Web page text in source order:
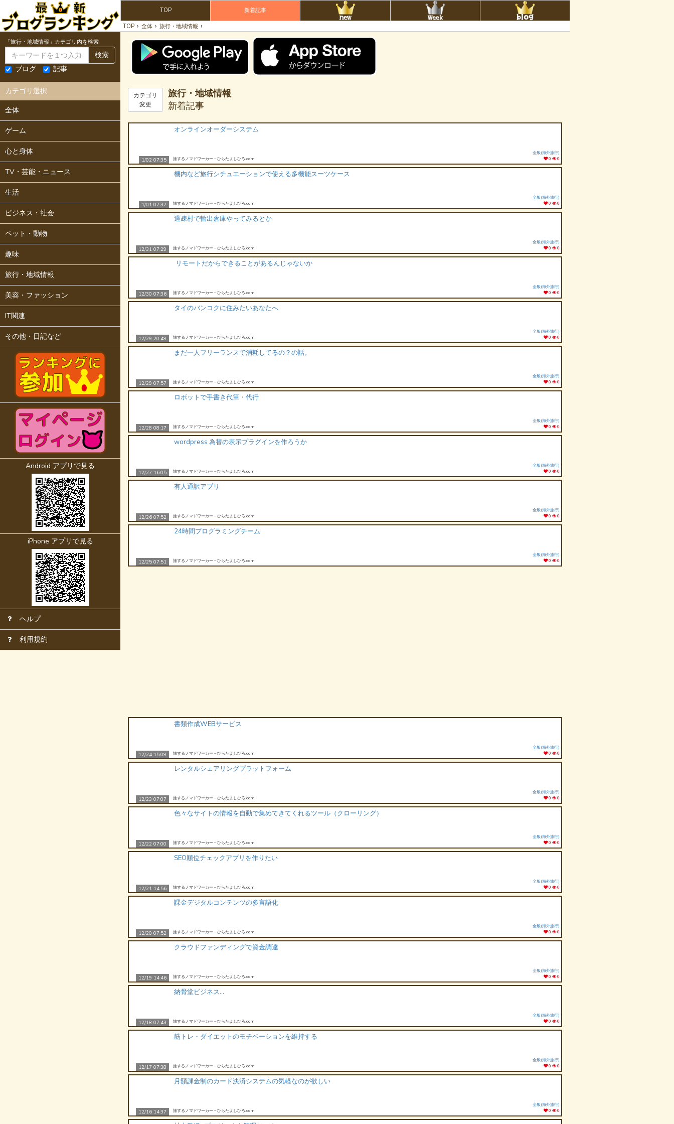
「旅行・地域情報」カテゴリ内を検索
検索
ブログ
記事
カテゴリ選択
全体
ゲーム
心と身体
TV・芸能・ニュース
生活
ビジネス・社会
ペット・動物
趣味
旅行・地域情報
美容・ファッション
IT関連
その他・日記など
Android アプリで見る
iPhone アプリで見る
ヘルプ
利用規約
TOP 新着記事
TOP › 全体 › 旅行・地域情報 ›
カテゴリ
変更
旅行・地域情報
新着記事
1/02 07:35
オンラインオーダーシステム
旅するノマドワーカー – ひらたよしひろ.com
全般(海外旅行)
0
0
1/01 07:32
機内など旅行シチュエーションで使える多機能スーツケース
旅するノマドワーカー – ひらたよしひろ.com
全般(海外旅行)
0
0
12/31 07:29
過疎村で輸出倉庫やってみるとか
旅するノマドワーカー – ひらたよしひろ.com
全般(海外旅行)
0
0
12/30 07:36
リモートだからできることがあるんじゃないか
旅するノマドワーカー – ひらたよしひろ.com
全般(海外旅行)
0
0
12/29 20:49
タイのバンコクに住みたいあなたへ
旅するノマドワーカー – ひらたよしひろ.com
全般(海外旅行)
0
0
12/29 07:57
まだ一人フリーランスで消耗してるの？の話。
旅するノマドワーカー – ひらたよしひろ.com
全般(海外旅行)
0
0
12/28 08:17
ロボットで手書き代筆・代行
旅するノマドワーカー – ひらたよしひろ.com
全般(海外旅行)
0
0
12/27 16:05
wordpress 為替の表示プラグインを作ろうか
旅するノマドワーカー – ひらたよしひろ.com
全般(海外旅行)
0
0
12/26 07:52
有人通訳アプリ
旅するノマドワーカー – ひらたよしひろ.com
全般(海外旅行)
0
0
12/25 07:51
24時間プログラミングチーム
旅するノマドワーカー – ひらたよしひろ.com
全般(海外旅行)
0
0
12/24 15:09
書類作成WEBサービス
旅するノマドワーカー – ひらたよしひろ.com
全般(海外旅行)
0
0
12/23 07:07
レンタルシェアリングプラットフォーム
旅するノマドワーカー – ひらたよしひろ.com
全般(海外旅行)
0
0
12/22 07:00
色々なサイトの情報を自動で集めてきてくれるツール（クローリング）
旅するノマドワーカー – ひらたよしひろ.com
全般(海外旅行)
0
0
12/21 14:56
SEO順位チェックアプリを作りたい
旅するノマドワーカー – ひらたよしひろ.com
全般(海外旅行)
0
0
12/20 07:52
課金デジタルコンテンツの多言語化
旅するノマドワーカー – ひらたよしひろ.com
全般(海外旅行)
0
0
12/19 14:46
クラウドファンディングで資金調達
旅するノマドワーカー – ひらたよしひろ.com
全般(海外旅行)
0
0
12/18 07:43
納骨堂ビジネス…
旅するノマドワーカー – ひらたよしひろ.com
全般(海外旅行)
0
0
12/17 07:38
筋トレ・ダイエットのモチベーションを維持する
旅するノマドワーカー – ひらたよしひろ.com
全般(海外旅行)
0
0
12/16 14:37
月額課金制のカード決済システムの気軽なのが欲しい
旅するノマドワーカー – ひらたよしひろ.com
全般(海外旅行)
0
0